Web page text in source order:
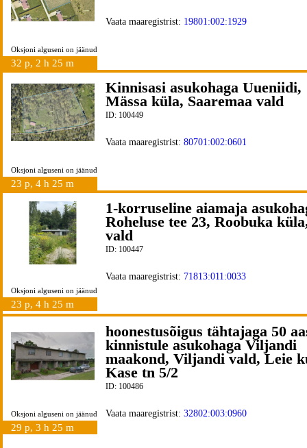
Oksjoni alguseni on jäänud
32 p, 2 h 25 m
Vaata maaregistrist: 19801:002:1929
Oksjoni alguseni on jäänud
23 p, 4 h 25 m
Kinnisasi asukohaga Uueniidi,
Mässa küla, Saaremaa vald
ID: 100449
Vaata maaregistrist: 80701:002:0601
Oksjoni alguseni on jäänud
23 p, 4 h 25 m
1-korruseline aiamaja
Roheluse tee 23, Roobuka
vald
ID: 100447
Vaata maaregistrist: 71813:011:0033
Oksjoni alguseni on jäänud
29 p, 3 h 25 m
hoonestusõigus tähtajaga 50
kinnistule asukohaga Viljandi
maakond, Viljandi vald, Leie
Kase tn 5/2
ID: 100486
Vaata maaregistrist: 32802:003:0960